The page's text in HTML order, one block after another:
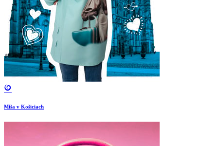
Miša v Košiciach